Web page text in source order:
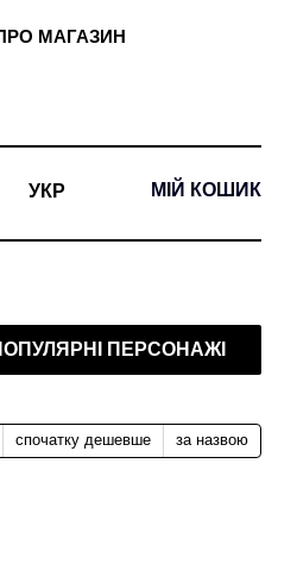
МАГАЗИН
УКР МІЙ КОШИК
ПЕРСОНАЖІ
спочатку дешевше за назвою